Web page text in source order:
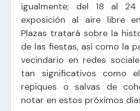
igualmente; del 18 al
exposición al aire libre
Plazas tratará sobre la
de las fiestas, así como la
vecindario en redes
tan significativos como
repiques o salvas de
notar en estos próximos